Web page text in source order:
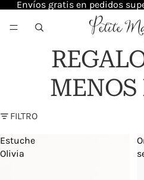
Envíos gratis en pedidos
MENOS
FILTRO
Estuche
Olivia